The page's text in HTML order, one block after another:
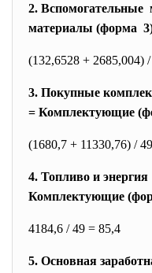
2.
материалы (форма
(132,6528 + 2685,004)
3. Покупные
= Комплектующие
(1680,7 + 11330,76) /
4. Топливо и
Комплектующие
4184,6 / 49 = 85,4
5. Основная